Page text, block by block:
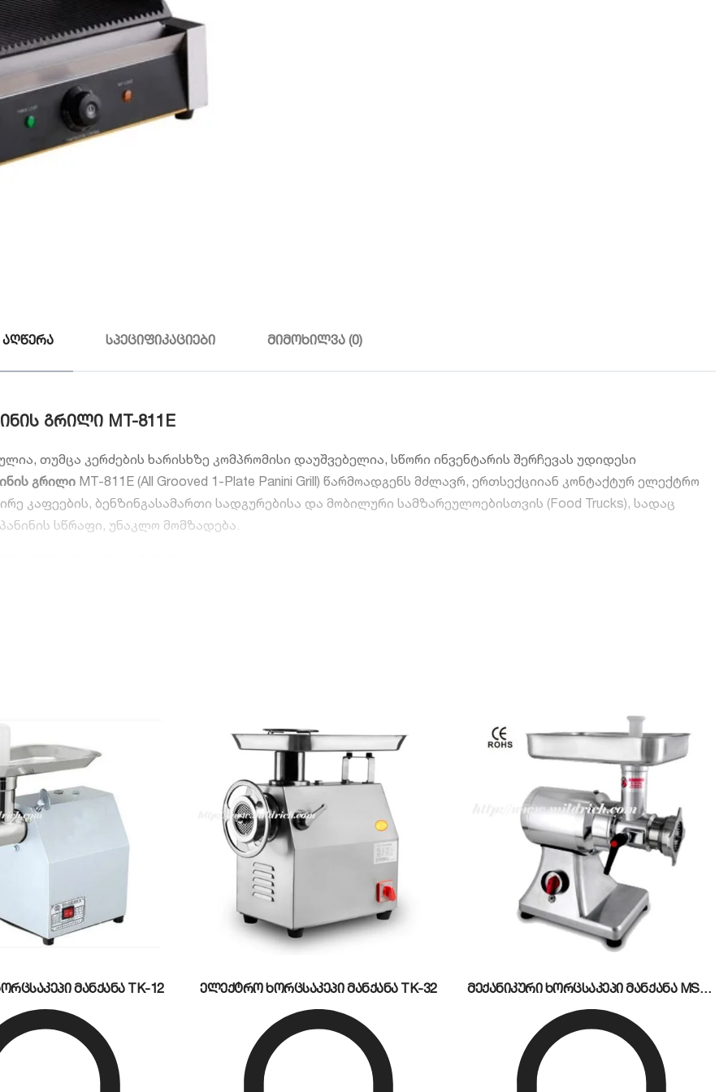
აღწერა სპეციფიკაციები მიმოხილვა (0)
გრილი MT-811E
თუმცა კერძების ხარისხზე კომპრომისი დაუშვებელია, სწორი ინვენტარის შერჩევას უდიდესი
გრილი MT-811E (All Grooved 1-Plate Panini Grill) წარმოადგენს მძლავრ, ერთსექციიან კონტაქტურ ელექტრო
კაფეების, ბენზინგასამართი სადგურებისა და მობილური სამზარეულოებისთვის (Food Trucks), სადაც
სწრაფი, უნაკლო მომზადება.
საშუალებას გაძლევთ მარტივად აკონტროლოთ სამუშაო ტემპერატურა (300°C-მდე). სპეციალური
ქსელში ჩართვას და სასურველ სიმხურვალემდე გახურების ფაზას.
კარკასი დამზადებულია პრემიუმ კლასის უჟანგავი ფოლადისგან (Stainless Steel), რაც გარანტიას იძლევა,
წინა ნაწილში ჩაშენებული პატარა მოსახსნელი კონტეინერი მუშაობისას გამოყოფილ ზედმეტ ცხიმსა და
ამარტივებს.
და სამუშაო ტემპერატურის სწრაფი მიღწევით, რაც საგრძნობლად ამცირებს შეკვეთის მომზადების
ზედა სახურავის მყარი სახელური აღჭურვილია თერმოიზოლაციით, რაც პერსონალს დამწვრობისგან იცავს
მანქანა TK-12 ელექტრო ხორცსაკეპი მანქანა TK-32 მექანიკური ხორცსაკეპი მანქანა MS12MD